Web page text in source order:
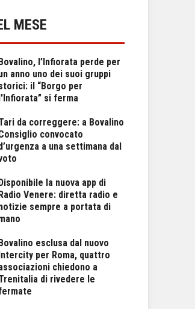
MESE
l’Infiorata perde per
anno uno dei suoi gruppi
il “Borgo per
si ferma
da correggere: a Bovalino
convocato
a una settimana dal
la nuova app di
Venere: diretta radio e
sempre a portata di
esclusa dal nuovo
per Roma, quattro
chiedono a
di rivedere le